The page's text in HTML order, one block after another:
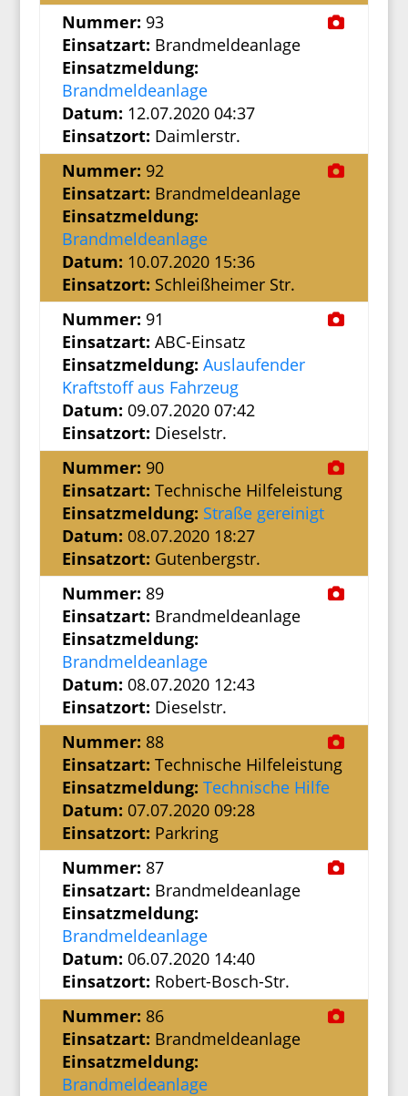
Nummer: 93
Einsatzart: Brandmeldeanlage
Einsatzmeldung:
Brandmeldeanlage
Datum: 12.07.2020 04:37
Einsatzort: Daimlerstr.
Nummer: 92
Einsatzart: Brandmeldeanlage
Einsatzmeldung:
Brandmeldeanlage
Datum: 10.07.2020 15:36
Einsatzort: Schleißheimer Str.
Nummer: 91
Einsatzart: ABC-Einsatz
Einsatzmeldung: Auslaufender
Kraftstoff aus Fahrzeug
Datum: 09.07.2020 07:42
Einsatzort: Dieselstr.
Nummer: 90
Einsatzart: Technische Hilfeleistung
Einsatzmeldung: Straße gereinigt
Datum: 08.07.2020 18:27
Einsatzort: Gutenbergstr.
Nummer: 89
Einsatzart: Brandmeldeanlage
Einsatzmeldung:
Brandmeldeanlage
Datum: 08.07.2020 12:43
Einsatzort: Dieselstr.
Nummer: 88
Einsatzart: Technische Hilfeleistung
Einsatzmeldung: Technische Hilfe
Datum: 07.07.2020 09:28
Einsatzort: Parkring
Nummer: 87
Einsatzart: Brandmeldeanlage
Einsatzmeldung:
Brandmeldeanlage
Datum: 06.07.2020 14:40
Einsatzort: Robert-Bosch-Str.
Nummer: 86
Einsatzart: Brandmeldeanlage
Einsatzmeldung:
Brandmeldeanlage